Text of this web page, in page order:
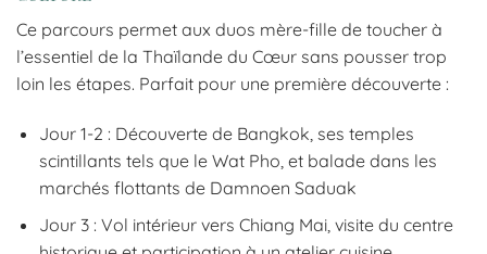
Ce parcours permet aux duos mère-fille de toucher à
l’essentiel de la Thaïlande du Cœur sans pousser trop
loin les étapes. Parfait pour une première découverte :
Jour 1-2 : Découverte de Bangkok, ses temples
scintillants tels que le Wat Pho, et balade dans les
marchés flottants de Damnoen Saduak
Jour 3 : Vol intérieur vers Chiang Mai, visite du centre